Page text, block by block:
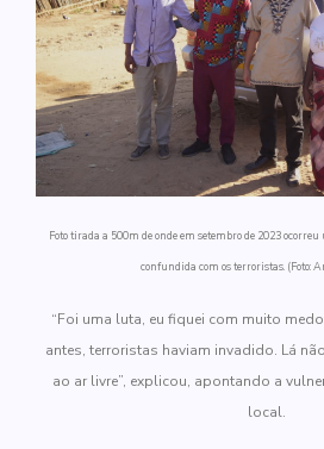
Foto tirada a 500m de onde em setembro de 2023
confundida com os terroristas. (Foto:
“Foi uma luta, eu fiquei com muito
antes, terroristas haviam invadido. Lá
ao ar livre”, explicou, apontando a
local.